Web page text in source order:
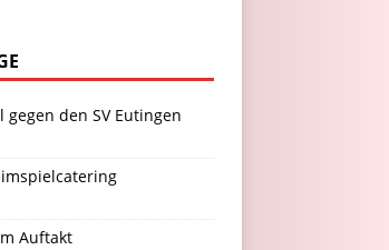
gegen den SV Eutingen
Auftakt